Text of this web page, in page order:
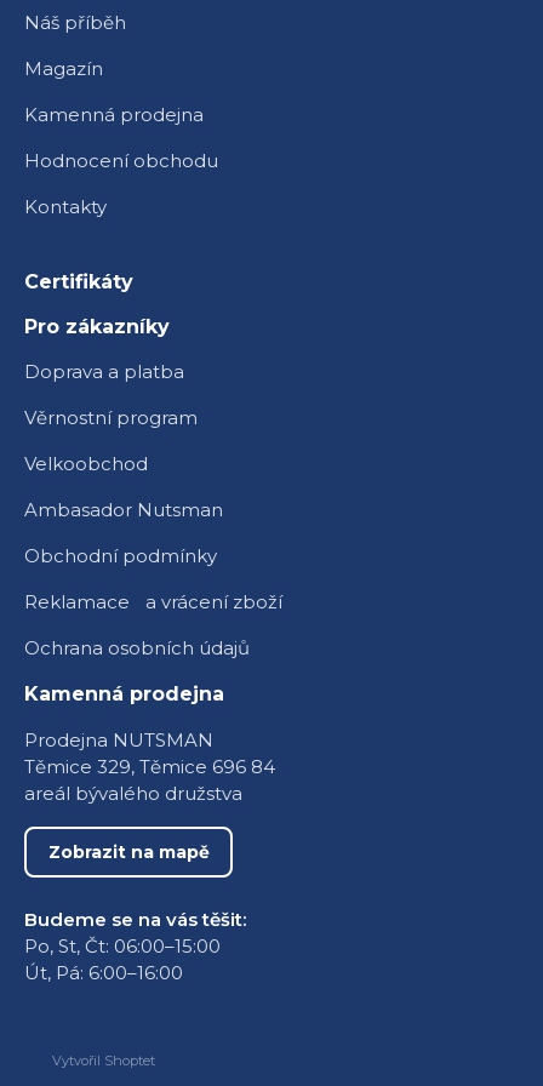
Náš příběh
Magazín
Kamenná prodejna
Hodnocení obchodu
Kontakty
Certifikáty
Pro zákazníky
Doprava a platba
Věrnostní program
Velkoobchod
Ambasador Nutsman
Obchodní podmínky
Reklamace a vrácení zboží
Ochrana osobních údajů
Kamenná prodejna
Prodejna NUTSMAN
Těmice 329, Těmice 696 84
areál bývalého družstva
Zobrazit na mapě
Budeme se na vás těšit:
Po, St, Čt: 06:00–15:00
Út, Pá: 6:00–16:00
Vytvořil Shoptet